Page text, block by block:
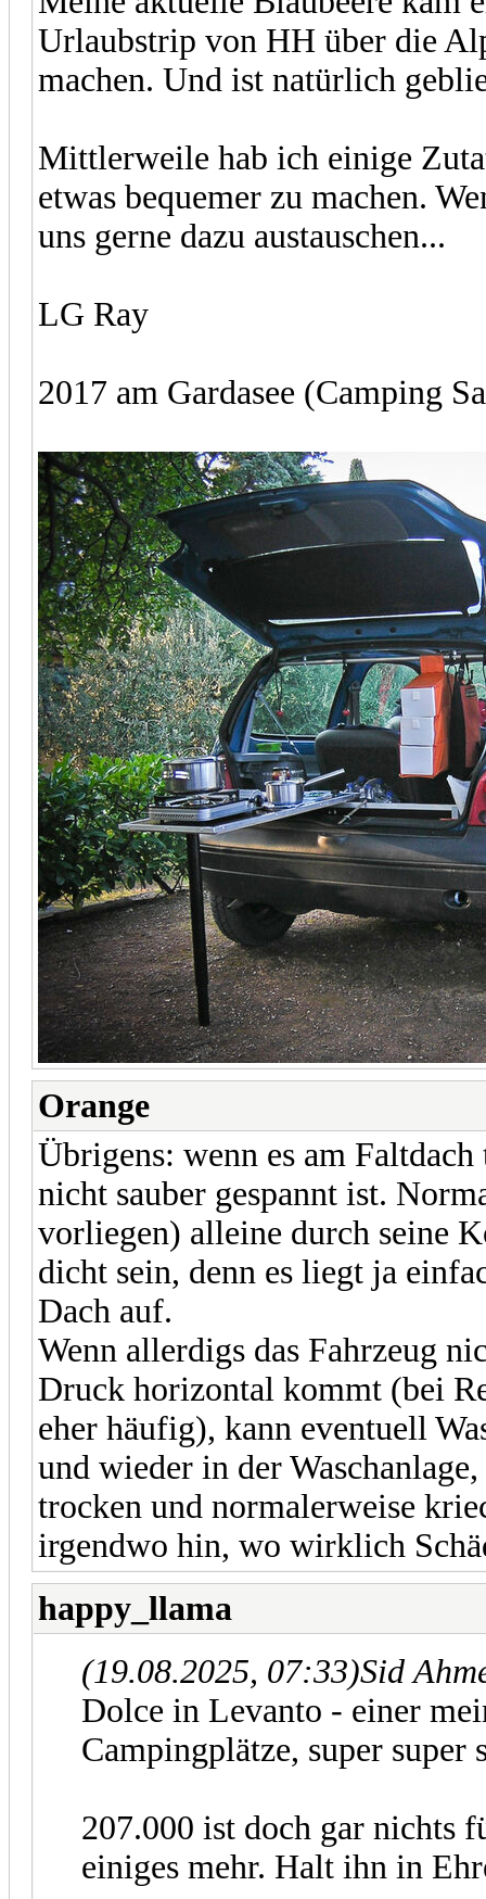
Urlaubstrip von HH über die
machen. Und ist natürlich
Mittlerweile hab ich einige
etwas bequemer zu machen.
uns gerne dazu austauschen...
LG Ray
2017 am Gardasee (Camping
Orange
Übrigens: wenn es am
nicht sauber gespannt ist.
vorliegen) alleine durch seine
dicht sein, denn es liegt ja
Dach auf.
Wenn allerdigs das Fahrzeug
Druck horizontal kommt (bei
eher häufig), kann eventuell
und wieder in der
trocken und normalerweise
irgendwo hin, wo wirklich
happy_llama
(19.08.2025, 07:33)Sid
Dolce in Levanto - einer
Campingplätze, super super
207.000 ist doch gar nichts
einiges mehr. Halt ihn in